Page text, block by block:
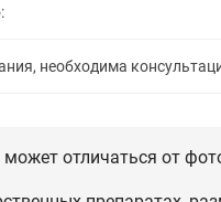
необходима
отличаться от